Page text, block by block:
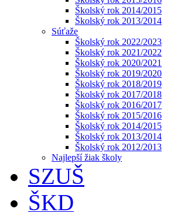
Školský rok 2014/2015
Školský rok 2013/2014
Súťaže
Školský rok 2022/2023
Školský rok 2021/2022
Školský rok 2020/2021
Školský rok 2019/2020
Školský rok 2018/2019
Školský rok 2017/2018
Školský rok 2016/2017
Školský rok 2015/2016
Školský rok 2014/2015
Školský rok 2013/2014
Školský rok 2012/2013
Najlepší žiak školy
SZUŠ
ŠKD